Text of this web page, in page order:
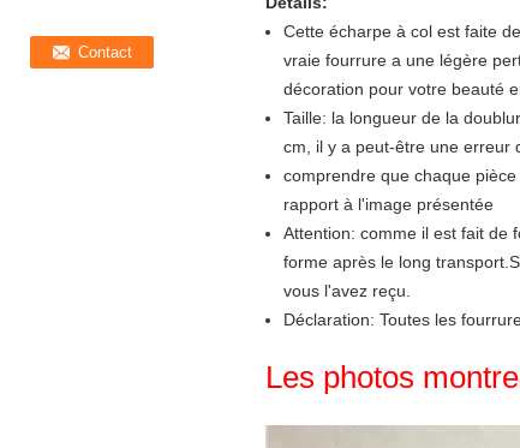
Cette écharpe à col est faite
vraie fourrure a une légère
décoration pour votre beauté
Taille: la longueur de la
cm, il y a peut-être une erreur
comprendre que chaque
rapport à l'image présentée
Attention: comme il est fait de
forme après le long
vous l'avez reçu.
Déclaration: Toutes les
Les photos